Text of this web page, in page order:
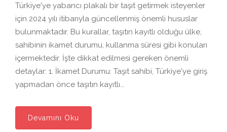
Türkiye'ye yabancı plakalı bir taşıt getirmek isteyenler
için 2024 yılı itibarıyla güncellenmiş önemli hususlar
bulunmaktadır. Bu kurallar, taşıtın kayıtlı olduğu ülke,
sahibinin ikamet durumu, kullanma süresi gibi konuları
içermektedir. İşte dikkat edilmesi gereken önemli
detaylar: 1. İkamet Durumu: Taşıt sahibi, Türkiye'ye giriş
yapmadan önce taşıtın kayıtlı...
Devamını Oku